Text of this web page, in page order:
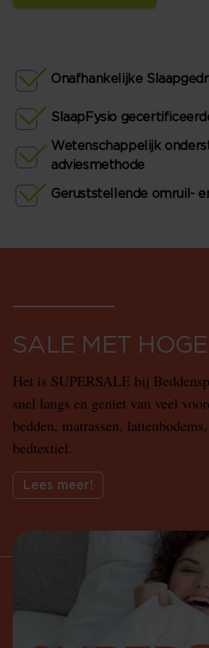
Onafhankelijke
SlaapFysio
Wetenschappelijk
adviesmethode
Geruststellende omruil-
SALE MET
Het is SUPERSALE bij
snel langs en geniet van veel
bedden, matrassen,
bedtextiel.
Lees meer!